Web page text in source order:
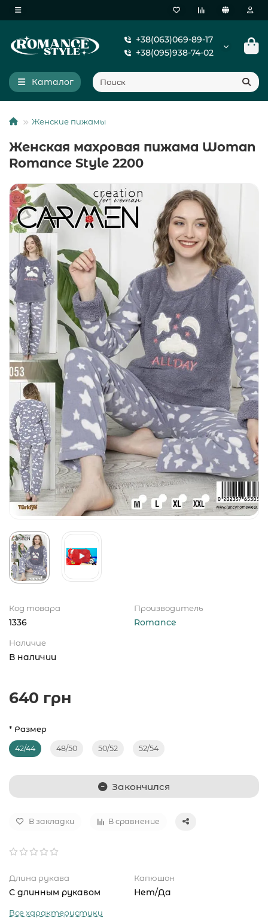
+38(063)069-89-17
+38(095)938-74-02
Каталог
Женские пижамы
Женская махровая пижама Woman
Romance Style 2200
Код товара
1336
Производитель
Romance
Наличие
В наличии
640 грн
* Размер
42/44 48/50 50/52 52/54
Закончился
В закладки В сравнение
Длина рукава
С длинным рукавом
Капюшон
Нет/Да
Все характеристики